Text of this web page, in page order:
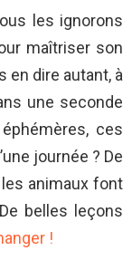
les ignorons
maîtriser son
en dire autant, à
une seconde
ces
journée ? De
animaux font
belles leçons
!